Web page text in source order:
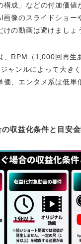
構成」などの付加価値
画像のスライドショー
の動画は避けましょ
、RPM（1,000回再生
ャンルによって大き
価、エンタメ系は低単
収益化条件と目安